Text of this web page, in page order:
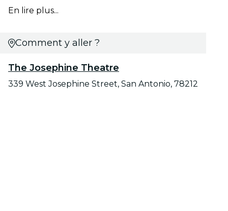
En lire plus...
Comment y aller ?
The Josephine Theatre
339 West Josephine Street, San Antonio, 78212